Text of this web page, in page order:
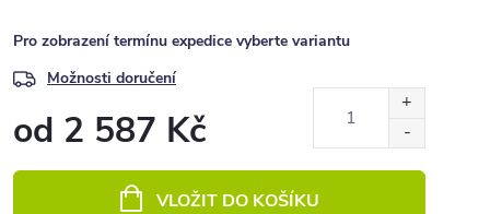
Pro zobrazení termínu expedice vyberte variantu
Možnosti doručení
od 2 587 Kč
VLOŽIT DO KOŠÍKU